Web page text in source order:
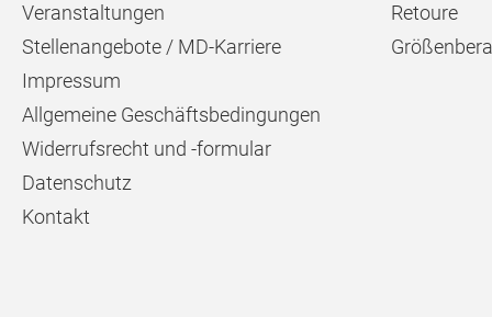
Veranstaltungen
Stellenangebote / MD-Karriere
Impressum
Allgemeine Geschäftsbedingungen
Widerrufsrecht und -formular
Datenschutz
Kontakt
Retoure